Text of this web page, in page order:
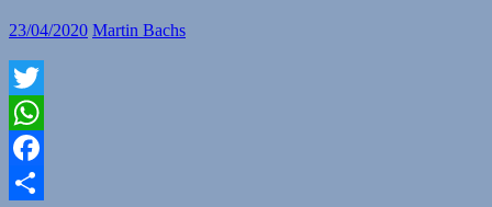
23/04/2020 Martin Bachs
Twitter
WhatsApp
Facebook